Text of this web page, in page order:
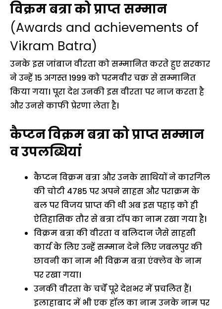
विक्रम बत्रा को प्राप्त सम्मान
(Awards and achievements of
Vikram Batra)
उनके इस जांबाज वीरता को सम्मानित करते हुए सरकार
ने उन्हें 15 अगस्त 1999 को परमवीर चक्र से सम्मानित
किया गया। पूरा देश उनकी इस वीरता पर नाज करता है
और उनसे काफी प्रेरणा लेता है।
कैप्टन विक्रम बत्रा को प्राप्त सम्मान
व उपलब्धियां
कैप्टन विक्रम बत्रा और उनके साथियों ने कारगिल
की चोटी 4785 पर अपने साहस और पराक्रम के
बल पर विजय प्राप्त की थी अब इस पहाड़ को ही
ऐतिहासिक तौर से बत्रा टॉप का नाम रखा गया है।
विक्रम बत्रा की वीरता व बलिदान जैसे साहसी
कार्य के लिए उन्हें सम्मान देने लिए जबलपुर की
छावनी का नाम भी विक्रम बत्रा एंक्लेव के नाम
पर रखा गया।
उनकी वीरता के चर्चें पूरे देशभर में प्रचलित हैं।
इलाहाबाद में भी एक हॉल का नाम उनके नाम पर